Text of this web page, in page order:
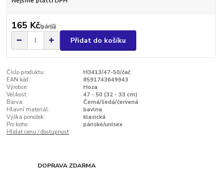
165 Kč/pár(ů)
Přidat do košíku
Číslo produktu:
H3413/47-50/čač
EAN kód:
8591743649943
Výrobce:
Hoza
Velikost:
47 - 50 (32 - 33 cm)
Barva:
Černá/šedá/červená
Hlavní materiál:
bavlna
Výška ponožek:
klasická
Pro koho:
pánské/unisex
Hlídat cenu / dostupnost
DOPRAVA ZDARMA